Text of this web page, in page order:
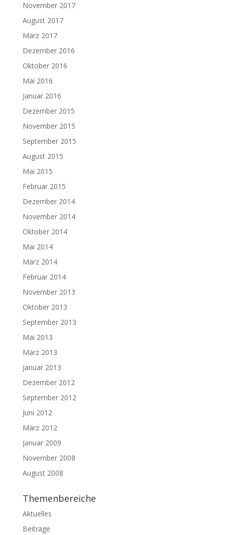
November 2017
August 2017
März 2017
Dezember 2016
Oktober 2016
Mai 2016
Januar 2016
Dezember 2015
November 2015
September 2015
August 2015
Mai 2015
Februar 2015
Dezember 2014
November 2014
Oktober 2014
Mai 2014
März 2014
Februar 2014
November 2013
Oktober 2013
September 2013
Mai 2013
März 2013
Januar 2013
Dezember 2012
September 2012
Juni 2012
März 2012
Januar 2009
November 2008
August 2008
Themenbereiche
Aktuelles
Beiträge